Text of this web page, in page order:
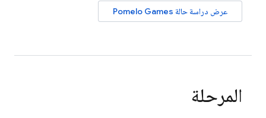
عرض دراسة حالة Pomelo Games
المرحلة